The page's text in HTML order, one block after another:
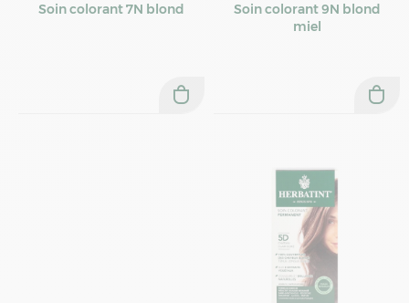
Soin colorant 7N blond
Soin colorant 9N blond
miel